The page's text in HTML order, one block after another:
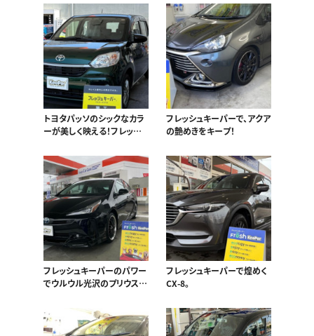
トヨタパッソのシックなカラ
ーが美しく映える！フレッシュ
フレッシュキーパーで、アクア
の艶めきをキープ！
フレッシュキーパーのパワー
でウルウル光沢のプリウスが
フレッシュキーパーで煌めく
CX-8。